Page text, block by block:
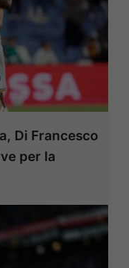
Di Francesco
per la